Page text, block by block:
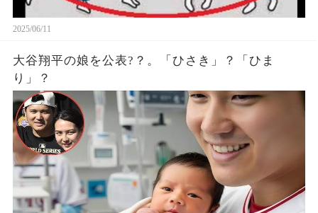
2025/06/11
大谷翔平の娘を公表?？。「ひさき」？「ひま
り」？